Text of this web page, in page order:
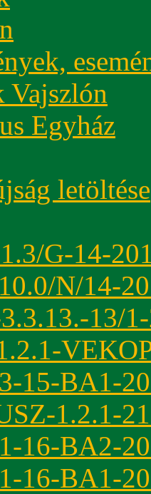
Vajszlón
Egyház
letöltése
G-14-
N/14-
13/
15-BA1-
1.2.1-
16-BA2-
16-BA1-